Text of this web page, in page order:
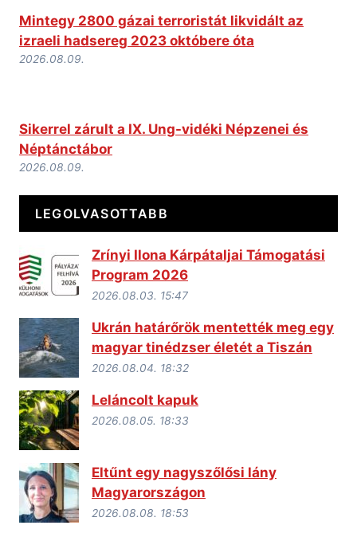
Mintegy 2800 gázai terroristát likvidált az
izraeli hadsereg 2023 októbere óta
2026.08.09.
Sikerrel zárult a IX. Ung-vidéki Népzenei és
Néptánctábor
2026.08.09.
LEGOLVASOTTABB
Zrínyi Ilona Kárpátaljai Támogatási
Program 2026
2026.08.03. 15:47
Ukrán határőrök mentették meg egy
magyar tinédzser életét a Tiszán
2026.08.04. 18:32
Leláncolt kapuk
2026.08.05. 18:33
Eltűnt egy nagyszőlősi lány
Magyarországon
2026.08.08. 18:53